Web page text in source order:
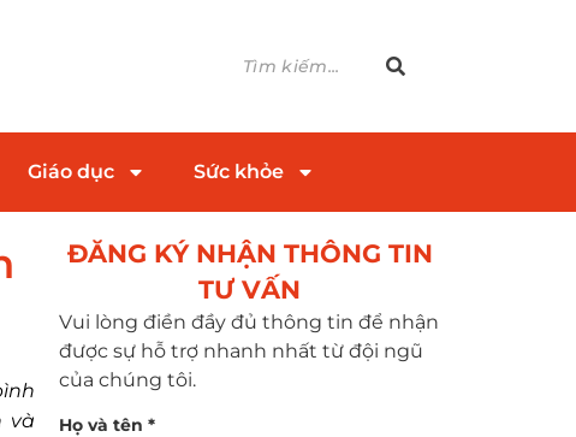
Giáo dục Sức khỏe
và
ĐĂNG KÝ NHẬN THÔNG TIN
TƯ VẤN​
Vui lòng điền đầy đủ thông tin để nhận
được sự hỗ trợ nhanh nhất từ đội ngũ
của chúng tôi.
Họ và tên *